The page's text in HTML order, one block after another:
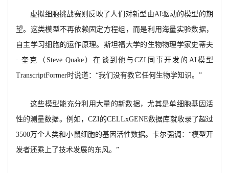
虚拟细胞挑战赛则反映了人们对新型由AI驱动的模型的期
望。这类模型不再依赖固定方程组，而是利用海量实验数据，
自主学习细胞的运作原理。斯坦福大学的生物物理学家史蒂夫
· 奎克（Steve Quake）在谈到他与CZI同事开发的AI模型
TranscriptFormer时说道：“我们没有教它任何生物学知识。”
这些模型能充分利用大量的新数据，尤其是单细胞基因活
性的测量数据。例如， CZI的CELLxGENE数据库就收录了超过
3500万个人类和小鼠细胞的基因活性数据。卡尔强调：“模型开
发者还乘上了技术发展的东风。”